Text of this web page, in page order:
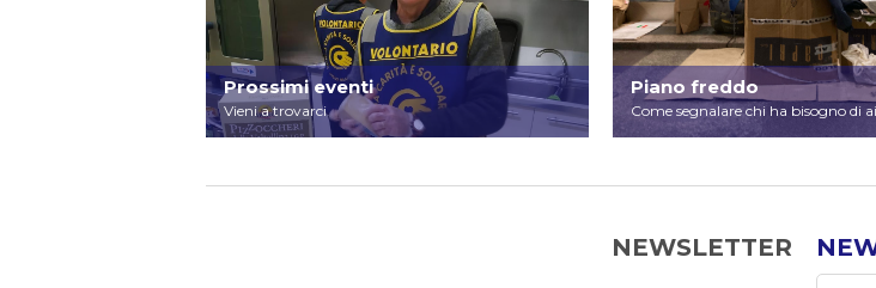
Prossimi eventi
Vieni a trovarci
Piano freddo
Come segnalare chi ha bisogno di
NEWSLETTER